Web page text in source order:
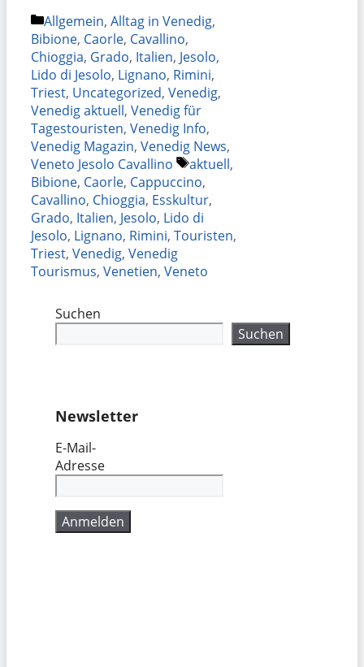
Kategorien
Allgemein, Alltag in Venedig,
Bibione, Caorle, Cavallino,
Chioggia, Grado, Italien, Jesolo,
Lido di Jesolo, Lignano, Rimini,
Triest, Uncategorized, Venedig,
Venedig aktuell, Venedig für
Tagestouristen, Venedig Info,
Venedig Magazin, Venedig News,
Veneto Jesolo Cavallino
Schlagwörter
aktuell,
Bibione, Caorle, Cappuccino,
Cavallino, Chioggia, Esskultur,
Grado, Italien, Jesolo, Lido di
Jesolo, Lignano, Rimini, Touristen,
Triest, Venedig, Venedig
Tourismus, Venetien, Veneto
Suchen
Suchen
Newsletter
E-Mail-
Adresse